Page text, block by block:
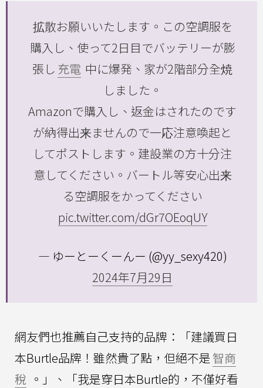
拡散お願いいたします。この空調服を
購入し、使って2日目でバッテリーが膨
張し 充電 中に爆発、家が2階部分全焼
しました。
Amazonで購入し、返金はされたのです
が納得出来ませんので一応注意喚起と
してポストします。建設業の方十分注
意してください。バートル等安心出来
る空調服をかってください
pic.twitter.com/dGr7OEoqUY
— ゆーとーくーんー (@yy_sexy420)
2024年7月29日
網友們也推薦自己支持的品牌：「建議買日
本Burtle品牌！雖然貴了點，但絕不是智商
稅 。」、「我是穿日本Burtle的，不僅好看